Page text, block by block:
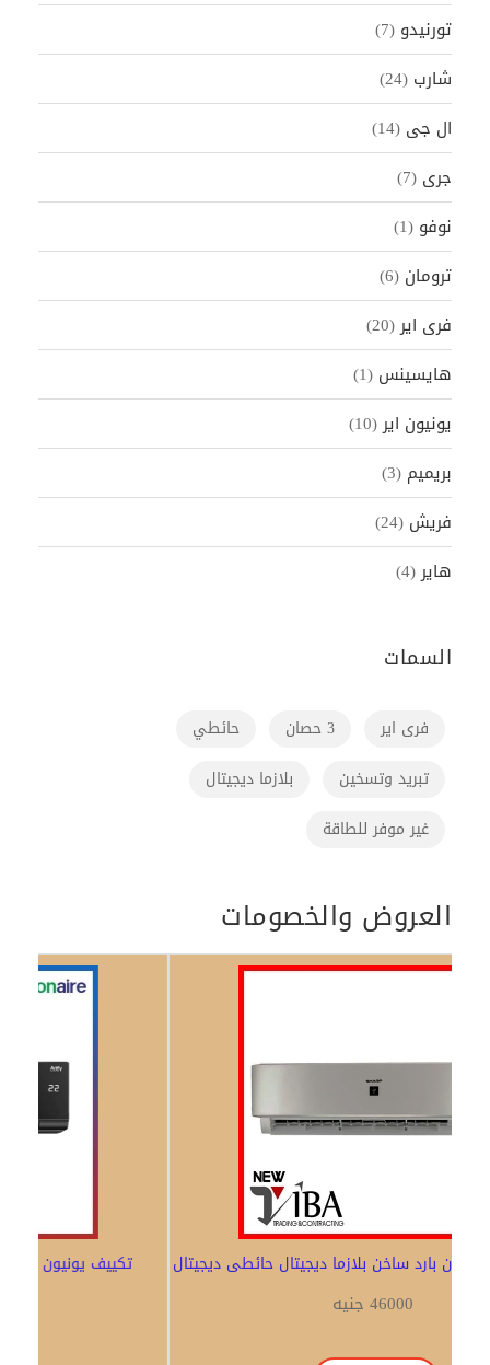
تورنيدو (7)
شارب (24)
ال جى (14)
جرى (7)
نوفو (1)
ترومان (6)
فرى اير(20)
هايسينس (1)
يونيون اير(10)
بريميم (3)
فريش (24)
هاير(4)
السمات
فرى اير 3 حصان
حائطي
تبريد وتسخين
بلازما ديجيتال
غير موفر للطاقة
العروض والخصومات
تكييف شارب 3 حصان بارد ساخن بلازما ديجيتال حائطى ديجيتال